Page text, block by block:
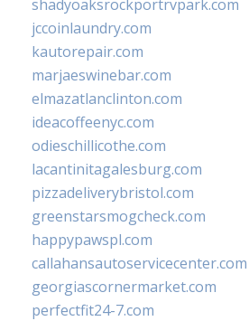
shadyoaksrockportrvpark.com
jccoinlaundry.com
kautorepair.com
marjaeswinebar.com
elmazatlanclinton.com
ideacoffeenyc.com
odieschillicothe.com
lacantinitagalesburg.com
pizzadeliverybristol.com
greenstarsmogcheck.com
happypawspl.com
callahansautoservicecenter.com
georgiascornermarket.com
perfectfit24-7.com